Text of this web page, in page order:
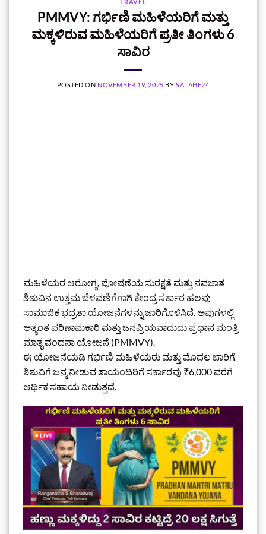
PMMVY: ಗರ್ಭಿಣಿ ಮಹಿಳೆಯರಿಗೆ ಮತ್ತು
ಮಕ್ಕಳಿರುವ ಮಹಿಳೆಯರಿಗೆ ಪ್ರತೀ ತಿಂಗಳು 6
ಸಾವಿರ
POSTED ON NOVEMBER 19, 2025 BY SALAHE24
ಮಹಿಳೆಯರ ಆರೋಗ್ಯ, ಪೋಷಣೆಯ ಸುರಕ್ಷತೆ ಮತ್ತು ನವಜಾತ
ಶಿಶುವಿನ ಉತ್ತಮ ಬೆಳವಣಿಗೆಗಾಗಿ ಕೇಂದ್ರ ಸರ್ಕಾರ ಹಲವು
ಸಾಮಾಜಿಕ ಭದ್ರತಾ ಯೋಜನೆಗಳನ್ನು ಜಾರಿಗೊಳಿಸಿದೆ. ಅವುಗಳಲ್ಲಿ
ಅತ್ಯಂತ ಪರಿಣಾಮಕಾರಿ ಮತ್ತು ಜನಪ್ರಿಯವಾದುದು ಪ್ರಧಾನ ಮಂತ್ರಿ
ಮಾತೃ ವಂದನಾ ಯೋಜನೆ (PMMVY).
ಈ ಯೋಜನೆಯಡಿ ಗರ್ಭಿಣಿ ಮಹಿಳೆಯರು ಮತ್ತು ಮೊದಲ ಬಾರಿಗೆ
ಶಿಶುವಿಗೆ ಜನ್ಮ ನೀಡುವ ತಾಯಂದಿರಿಗೆ ಸರ್ಕಾರವು ₹6,000 ವರೆಗೆ
ಆರ್ಥಿಕ ಸಹಾಯ ನೀಡುತ್ತದೆ.